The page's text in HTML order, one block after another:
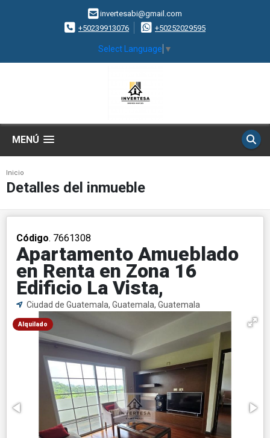
invertesabi@gmail.com
+50239913076
+50252029595
Select Language ▼
MENÚ
Inicio
Detalles del inmueble
Código. 7661308
Apartamento Amueblado
en Renta en Zona 16
Edificio La Vista,
Ciudad de Guatemala, Guatemala, Guatemala
Alquilado